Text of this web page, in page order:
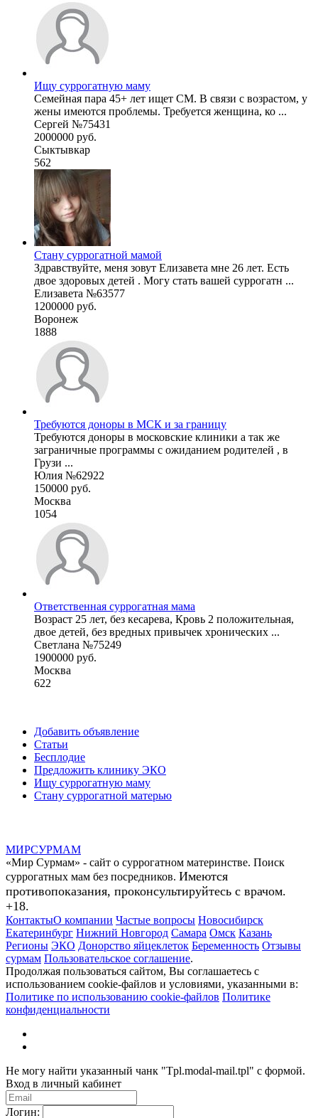
Ищу суррогатную маму
Семейная пара 45+ лет ищет СМ. В связи с возрастом, у
жены имеются проблемы. Требуется женщина, ко ...
Сергей №75431
2000000 руб.
Сыктывкар
562
Стану суррогатной мамой
Здравствуйте, меня зовут Елизавета мне 26 лет. Есть
двое здоровых детей . Могу стать вашей суррогатн ...
Елизавета №63577
1200000 руб.
Воронеж
1888
Требуются доноры в МСК и за границу
Требуются доноры в московские клиники а так же
заграничные программы с ожиданием родителей , в
Грузи ...
Юлия №62922
150000 руб.
Москва
1054
Ответственная суррогатная мама
Возраст 25 лет, без кесарева, Кровь 2 положительная,
двое детей, без вредных привычек хронических ...
Светлана №75249
1900000 руб.
Москва
622
Добавить объявление
Статьи
Бесплодие
Предложить клинику ЭКО
Ищу суррогатную маму
Стану суррогатной матерью
МИРСУРМАМ
«Мир Сурмам» - сайт о суррогатном материнстве. Поиск
суррогатных мам без посредников. Имеются
противопоказания, проконсультируйтесь с врачом.
+18.
КонтактыО компании Частые вопросы Новосибирск
Екатеринбург Нижний Новгород Самара Омск Казань
Регионы ЭКО Донорство яйцеклеток Беременность Отзывы
сурмам Пользовательское соглашение.
Продолжая пользоваться сайтом, Вы соглашаетесь с
использованием cookie-файлов и условиями, указанными в:
Политике по использованию cookie-файлов Политике
конфиденциальности
Не могу найти указанный чанк "Tpl.modal-mail.tpl" с формой.
Вход в личный кабинет
Логин: